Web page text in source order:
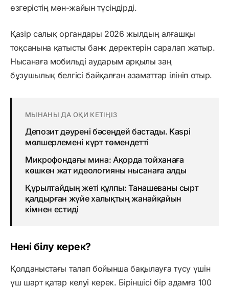
өзгерістің мән-жайын түсіндірді.
Қазір салық органдары 2026 жылдың алғашқы
тоқсанына қатысты банк деректерін саралап жатыр.
Нысанаға мобильді аударым арқылы заң
бұзушылық белгісі байқалған азаматтар ілініп отыр.
МЫНАНЫ ДА ОҚИ КЕТІҢІЗ
Депозит дәурені бәсеңдей бастады. Kaspi
мөлшерлемені күрт төмендетті
Микрофондағы мина: Ақорда тойханаға
көшкен жат идеологияны нысанаға алды
Құрылтайдың жеті құлпы: Танашеваны сырт
қалдырған жүйе халықтың жанайқайын
кімнен естиді
Нені білу керек?
Қолданыстағы талап бойынша бақылауға түсу үшін
үш шарт қатар келуі керек. Біріншісі бір адамға 100